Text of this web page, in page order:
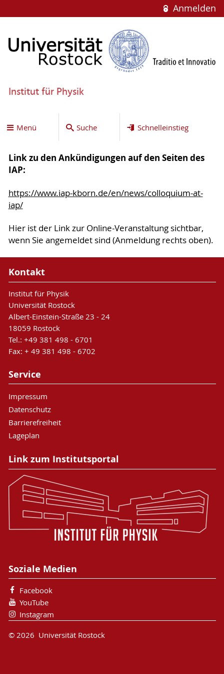
Anmelden
Institut für Physik
Menü Suche Schnelleinstieg
Link zu den Ankündigungen auf den Seiten des
IAP:
https://www.iap-kborn.de/en/news/colloquium-at-
iap/
Hier ist der Link zur Online-Veranstaltung sichtbar,
wenn Sie angemeldet sind (Anmeldung rechts oben).
Kontakt
Institut für Physik
Universität Rostock
Albert-Einstein-Straße 23 - 24
18059 Rostock
Tel.: +49 381 498 - 6701
Fax: + 49 381 498 - 6702
Service
Impressum
Datenschutz
Barrierefreiheit
Lageplan
Link zum Institutsportal
Soziale Medien
Facebook
YouTube
Instagram
© 2026 Universität Rostock